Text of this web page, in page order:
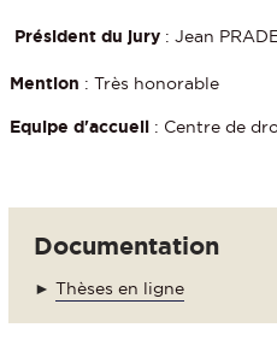
Président du jury : Jean
Mention : Très honorable
Equipe d'accueil : Centre de
Documentation
► Thèses en ligne